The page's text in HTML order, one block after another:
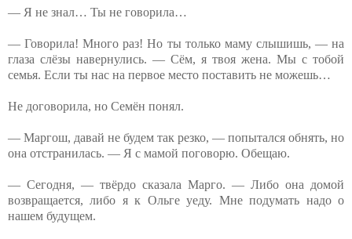
— Я не знал… Ты не говорила…
— Говорила! Много раз! Но ты только маму слышишь, — на
глаза слёзы навернулись. — Сём, я твоя жена. Мы с тобой
семья. Если ты нас на первое место поставить не можешь…
Не договорила, но Семён понял.
— Маргош, давай не будем так резко, — попытался обнять, но
она отстранилась. — Я с мамой поговорю. Обещаю.
— Сегодня, — твёрдо сказала Марго. — Либо она домой
возвращается, либо я к Ольге уеду. Мне подумать надо о
нашем будущем.